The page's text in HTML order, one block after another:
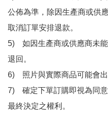
公佈為準，除因生產商或供
取消訂單安排退款。
5)　如因生產商或供應商未
退回。
6)　照片與實際商品可能會
7)　確定下單訂購即視為同
最終決定之權利。